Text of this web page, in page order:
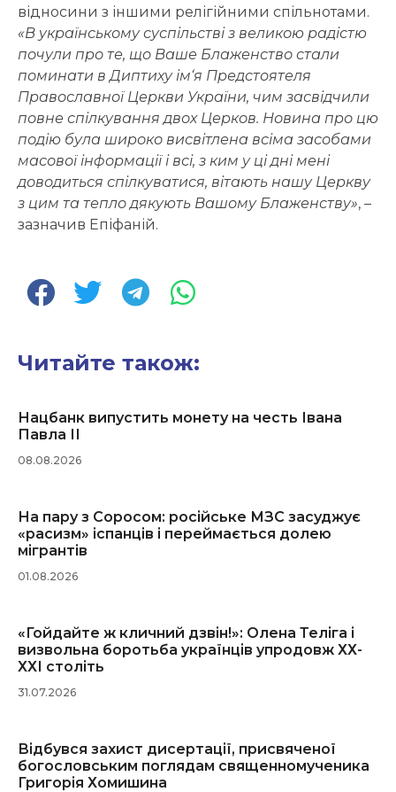
відносини з іншими релігійними спільнотами.
«В українському суспільстві з великою радістю
почули про те, що Ваше Блаженство стали
поминати в Диптиху ім‘я Предстоятеля
Православної Церкви України, чим засвідчили
повне спілкування двох Церков. Новина про цю
подію була широко висвітлена всіма засобами
масової інформації і всі, з ким у ці дні мені
доводиться спілкуватися, вітають нашу Церкву
з цим та тепло дякують Вашому Блаженству», –
зазначив Епіфаній.
Читайте також:
Нацбанк випустить монету на честь Івана
Павла ІІ
08.08.2026
На пару з Соросом: російське МЗС засуджує
«расизм» іспанців і переймається долею
мігрантів
01.08.2026
«Гойдайте ж кличний дзвін!»: Олена Теліга і
визвольна боротьба українців упродовж ХХ-
ХХІ століть
31.07.2026
Відбувся захист дисертації, присвяченої
богословським поглядам священномученика
Григорія Хомишина